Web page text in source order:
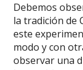
Debemos
la tradición de
este
modo y con
observar una